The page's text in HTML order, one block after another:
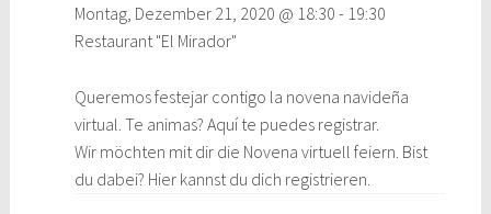
Montag, Dezember 21, 2020 @ 18:30 - 19:30
Restaurant "El Mirador"
Queremos festejar contigo la novena navideña
virtual. Te animas? Aquí te puedes registrar.
Wir möchten mit dir die Novena virtuell feiern. Bist
du dabei? Hier kannst du dich registrieren.